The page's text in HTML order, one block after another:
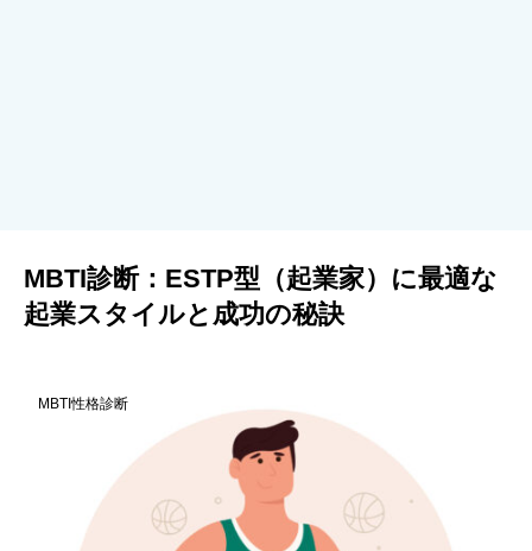
MBTI診断：ESTP型（起業家）に最適な
起業スタイルと成功の秘訣
MBTI性格診断